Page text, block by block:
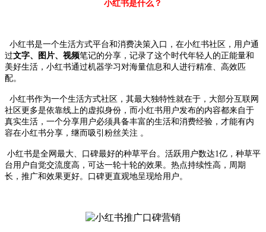
小红书是什么？
小红书是一个生活方式平台和消费决策入口，在小红书社区，用户通
过文字、图片、视频笔记的分享，记录了这个时代年轻人的正能量和
美好生活，小红书通过机器学习对海量信息和人进行精准、高效匹
配。
小红书作为一个生活方式社区，其最大独特性就在于，大部分互联网
社区更多是依靠线上的虚拟身份，而小红书用户发布的内容都来自于
真实生活，一个分享用户必须具备丰富的生活和消费经验，才能有内
容在小红书分享，继而吸引粉丝关注 。
小红书是全网最大、口碑最好的种草平台。活跃用户数达1亿，种草平
台用户自觉交流度高，可达一轮十轮的效果。热点持续性高，周期
长，推广和效果更好。口碑更直观地呈现给用户。